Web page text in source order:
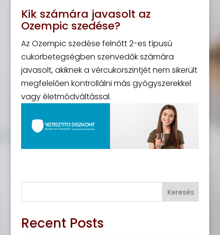
Kik számára javasolt az
Ozempic szedése?
Az Ozempic szedése felnőtt 2-es típusú
cukorbetegségben szenvedők számára
javasolt, akiknek a vércukorszintjét nem sikerült
megfelelően kontrollálni más gyógyszerekkel
vagy életmódváltással.
Keresés
Recent Posts